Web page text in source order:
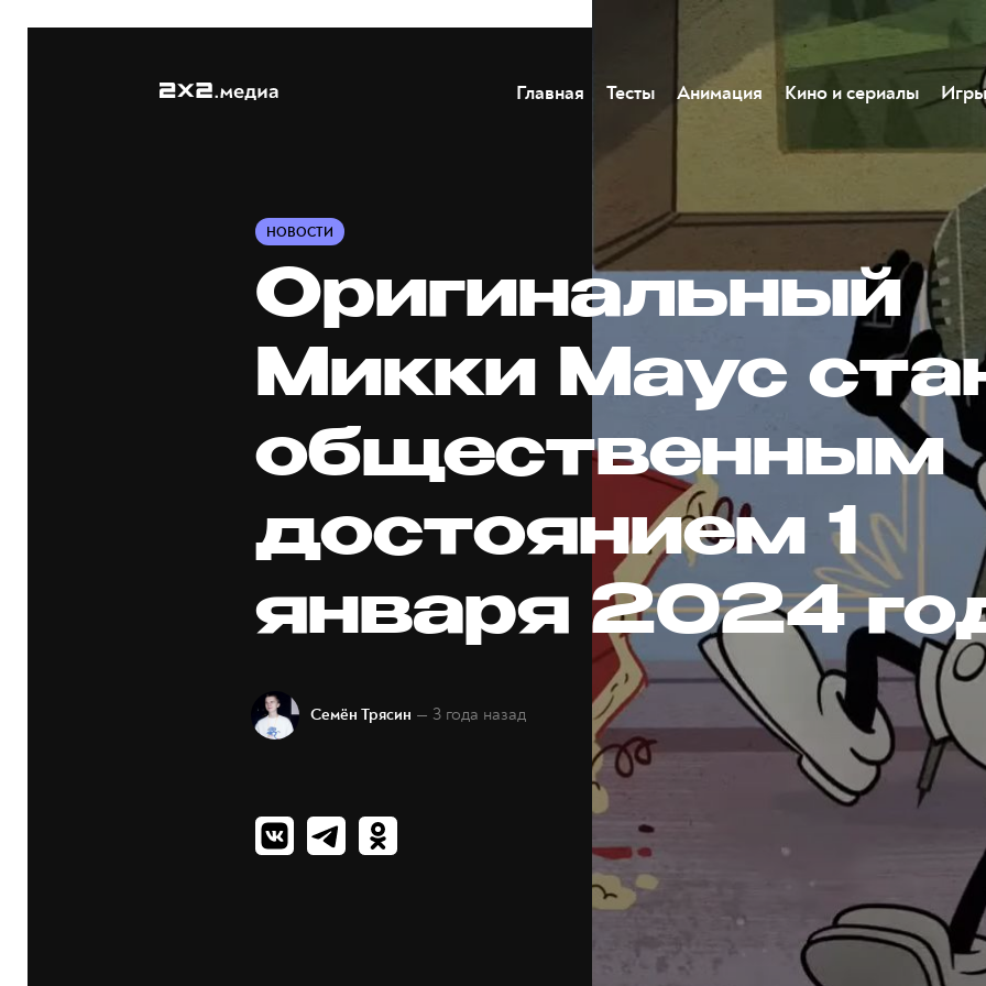
Главная Тесты Анимация Кино и сериалы Игры
НОВОСТИ
Оригинальный
Микки Маус
общественным
достоянием 1
января 2024
Семён Трясин — 3 года назад